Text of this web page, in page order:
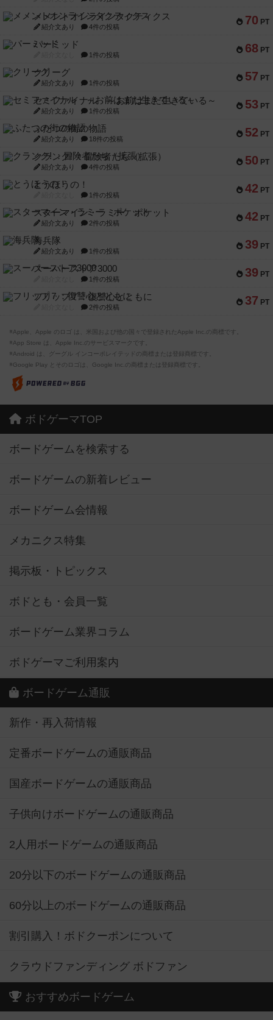
70 PT
メメントオンラインタクティクス
紹介文あり 4件の投稿
68 PT
パーミッド
1件の投稿
57 PT
クリーグ
紹介文あり 1件の投稿
53 PT
セミファイナル ～お前はまだ生きている～
紹介文あり 1件の投稿
52 PT
ふたつの街の物語
紹介文あり 18件の投稿
50 PT
クランク! ：冒険者たち（拡張）
紹介文あり 4件の投稿
42 PT
とうほうの！
1件の投稿
42 PT
スターマイン・ラミー ポケット
紹介文あり 2件の投稿
39 PT
海兵隊
紹介文あり 1件の投稿
39 PT
スーパーストア3000
1件の投稿
37 PT
フリップ７：復讐心とともに
2件の投稿
※Apple、Apple のロゴ は、米国および他の国々で登録されたApple Inc.の商標です。
※App Store は、Apple Inc.のサービスマークです。
※Android は、グーグル インコーポレイテッドの商標または登録商標です。
※Google Play とそのロゴは、Google Inc.の商標または登録商標です。
ボドゲーマTOP
ボードゲームを検索する
ボードゲームの新着レビュー
ボードゲーム会情報
メカニクス特集
掲示板・トピックス
ボドとも・会員一覧
ボードゲーム業界コラム
ボドゲーマご利用案内
ボードゲーム通販
新作・再入荷情報
定番ボードゲームの通販商品
国産ボードゲームの通販商品
子供向けボードゲームの通販商品
2人用ボードゲームの通販商品
20分以下のボードゲームの通販商品
60分以上のボードゲームの通販商品
割引購入！ボドクーポンについて
クラウドファンディング ボドファン
おすすめボードゲーム